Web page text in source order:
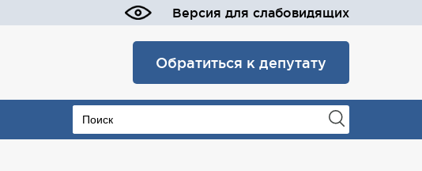
Версия для слабовидящих
Обратиться к депутату